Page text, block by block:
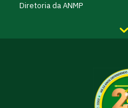
Diretoria da ANMP